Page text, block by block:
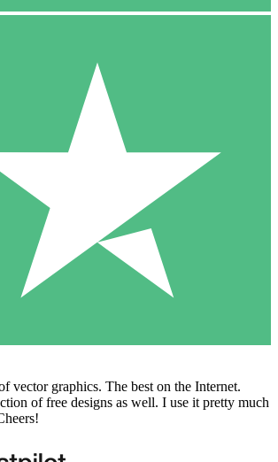
vector graphics. The best on the Internet.
of free designs as well. I use it pretty much